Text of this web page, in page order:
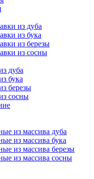
из дуба
из бука
из березы
из сосны
дуба
бука
березы
сосны
из массива дуба
из массива бука
из массива березы
из массива сосны